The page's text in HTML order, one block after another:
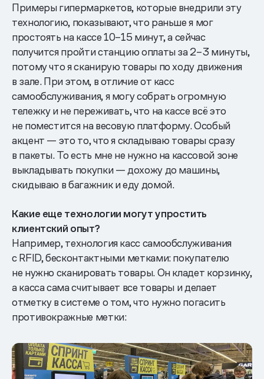
Примеры гипермаркетов, которые внедрили эту
технологию, показывают, что раньше я мог
простоять на кассе 10–15 минут, а сейчас
получится пройти станцию оплаты за 2–3 минуты,
потому что я сканирую товары по ходу движения
в зале. При этом, в отличие от касс
самообслуживания, я могу собрать огромную
тележку и не переживать, что на кассе всё это
не поместится на весовую платформу. Особый
акцент — это то, что я складываю товары сразу
в пакеты. То есть мне не нужно на кассовой зоне
выкладывать покупки — дохожу до машины,
скидываю в багажник и еду домой.
Какие еще технологии могут упростить
клиентский опыт?
Например, технология касс самообслуживания
с RFID, бесконтактными метками: покупателю
не нужно сканировать товары. Он кладет корзинку,
а касса сама считывает все товары и делает
отметку в системе о том, что нужно погасить
противокражные метки: